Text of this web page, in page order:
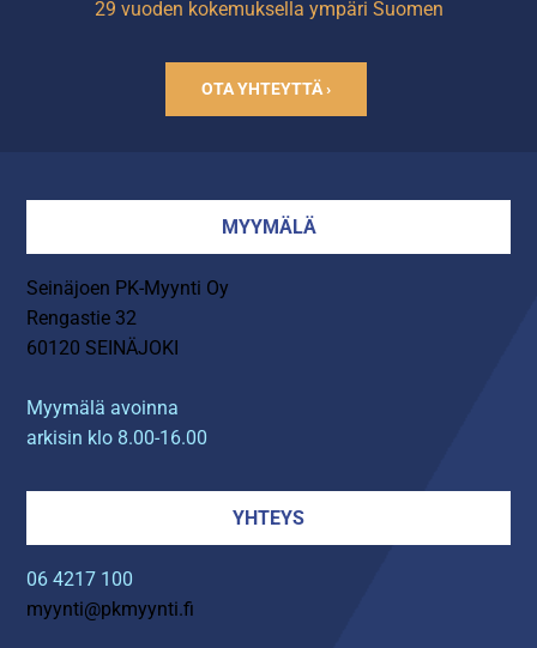
29 vuoden kokemuksella ympäri Suomen
OTA YHTEYTTÄ ›
MYYMÄLÄ
Seinäjoen PK-Myynti Oy
Rengastie 32
60120 SEINÄJOKI
Myymälä avoinna
arkisin klo 8.00-16.00
YHTEYS
06 4217 100
myynti@pkmyynti.fi